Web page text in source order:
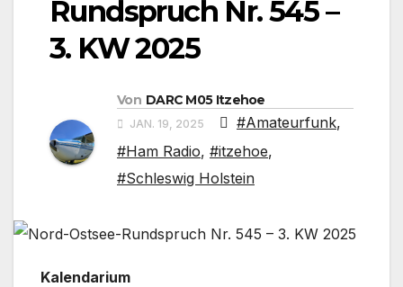
Rundspruch Nr. 545 –
3. KW 2025
Von DARC M05 Itzehoe
JAN. 19, 2025 #Amateurfunk,
#Ham Radio, #itzehoe,
#Schleswig Holstein
Kalendarium